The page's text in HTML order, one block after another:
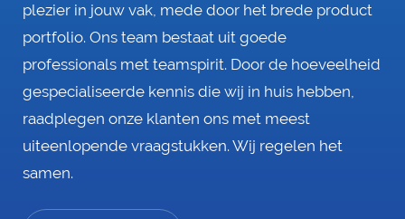
plezier in jouw vak, mede door het brede product
portfolio. Ons team bestaat uit goede
professionals met teamspirit. Door de hoeveelheid
gespecialiseerde kennis die wij in huis hebben,
raadplegen onze klanten ons met meest
uiteenlopende vraagstukken. Wij regelen het
samen.